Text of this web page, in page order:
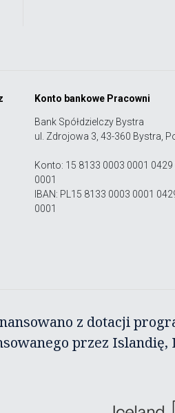
Konto bankowe Pracowni
Bank Spółdzielczy Bystra
ul. Zdrojowa 3, 43-360 Bystra,
Konto: 15 8133 0003 0001 0429
0001
IBAN: PL15 8133 0003 0001
0001
z dotacji
przez